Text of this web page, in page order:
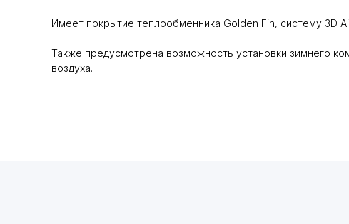
Имеет покрытие теплообменника Golden Fin, систему 3D
Также предусмотрена возможность установки зимнего
воздуха.